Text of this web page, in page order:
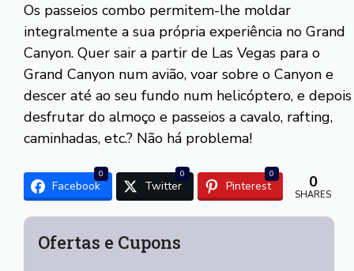
Os passeios combo permitem-lhe moldar
integralmente a sua própria experiência no Grand
Canyon. Quer sair a partir de Las Vegas para o
Grand Canyon num avião, voar sobre o Canyon e
descer até ao seu fundo num helicóptero, e depois
desfrutar do almoço e passeios a cavalo, rafting,
caminhadas, etc.? Não há problema!
0
Facebook
0
Twitter
0
Pinterest 0
SHARES
Ofertas e Cupons